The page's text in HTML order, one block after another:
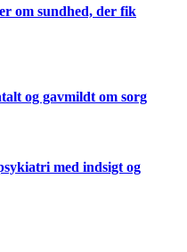
om sundhed, der fik
og gavmildt om sorg
med indsigt og